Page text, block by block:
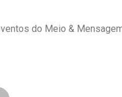
do Meio &